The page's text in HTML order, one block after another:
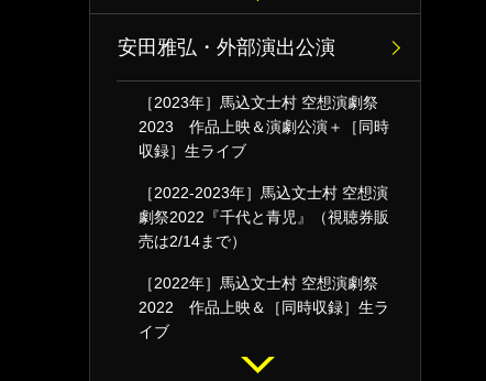
安田雅弘・外部演出公演
［2023年］馬込文士村 空想演劇祭
2023 作品上映＆演劇公演＋［同時
収録］生ライブ
［2022-2023年］馬込文士村 空想演
劇祭2022『千代と青児』（視聴券販
売は2/14まで）
［2022年］馬込文士村 空想演劇祭
2022 作品上映＆［同時収録］生ラ
イブ